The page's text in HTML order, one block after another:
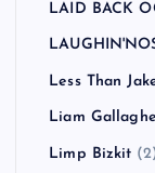
LAID BACK
Less Than
Liam
Limp Bizkit